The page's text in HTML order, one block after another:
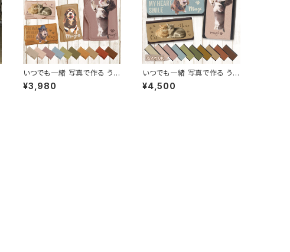
いつでも一緒 写真で作る うち
の子ポケット付きキーケース
¥3,980
いつでも一緒 写真で作る うち
の子メガネケース 名入れ対応
¥4,500